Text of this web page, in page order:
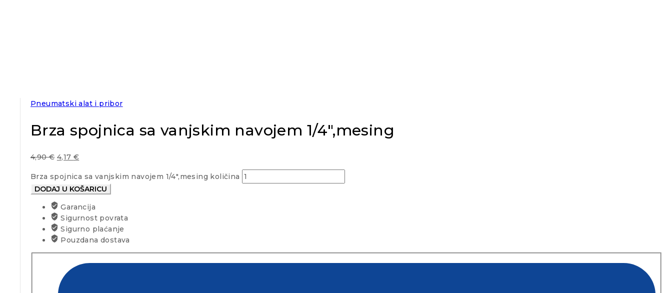
Pneumatski alat i pribor
Brza spojnica sa vanjskim navojem 1/4″,mesing
4,90€ 4,17 €
Brza spojnica sa vanjskim navojem 1/4",mesing količina
DODAJ U KOŠARICU
Garancija
Sigurnost povrata
Sigurno plaćanje
Pouzdana dostava